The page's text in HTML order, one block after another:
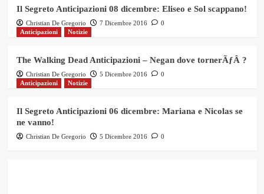
Il Segreto Anticipazioni 08 dicembre: Eliseo e Sol scappano!
Christian De Gregorio 7 Dicembre 2016
0
Anticipazioni
Notizie
The Walking Dead Anticipazioni – Negan dove tornerÃƒÂ ?
Christian De Gregorio 5 Dicembre 2016
0
Anticipazioni
Notizie
Il Segreto Anticipazioni 06 dicembre: Mariana e Nicolas se
ne vanno!
Christian De Gregorio 5 Dicembre 2016 0